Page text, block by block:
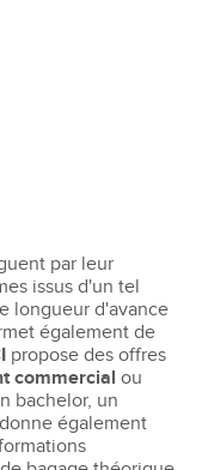
par leur
issus d'un tel
longueur d'avance
également de
propose des offres
commercial ou
bachelor, un
également